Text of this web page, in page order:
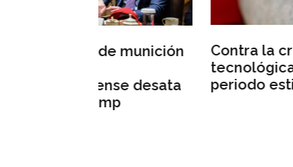
Contra la cretinización
tecnológica en el
periodo estival